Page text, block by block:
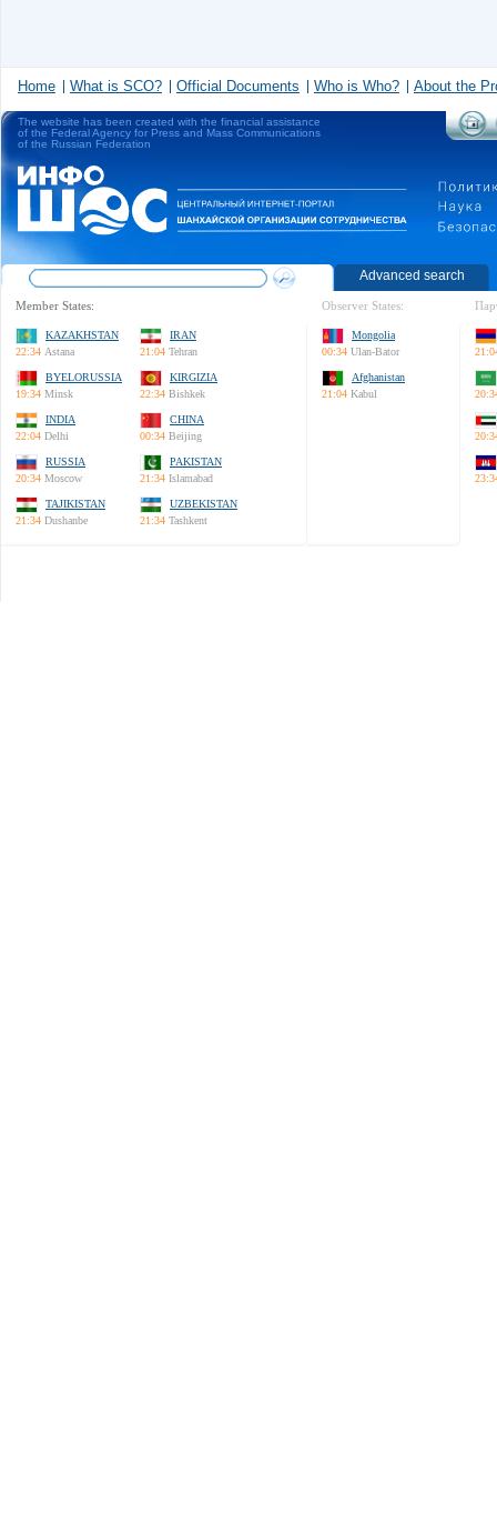
Home What is SCO? Official Documents Who is Who? About the
The website has been created with the financial assistance
of the Federal Agency for Press and Mass Communications
of the Russian Federation
Advanced search
Member States:
KAZAKHSTAN
22:34 Astana
IRAN
21:04 Tehran
BYELORUSSIA
19:34 Minsk
KIRGIZIA
22:34 Bishkek
INDIA
22:04 Delhi
CHINA
00:34 Beijing
RUSSIA
20:34 Moscow
PAKISTAN
21:34 Islamabad
TAJIKISTAN
21:34 Dushanbe
UZBEKISTAN
21:34 Tashkent
Observer States:
Mongolia
00:34 Ulan-Bator
Afghanistan
21:04 Kabul